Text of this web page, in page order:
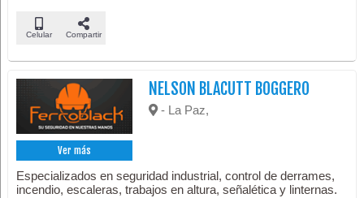
Celular Compartir
Ver más
NELSON BLACUTT BOGGERO
- La Paz,
Especializados en seguridad industrial, control de derrames,
incendio, escaleras, trabajos en altura, señalética y linternas.